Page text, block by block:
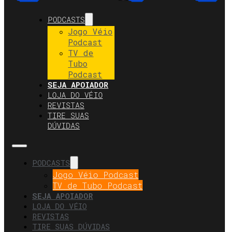
PODCASTS
Jogo Véio
Podcast
TV de
Tubo
Podcast
SEJA APOIADOR
LOJA DO VÉIO
REVISTAS
TIRE SUAS
DÚVIDAS
PODCASTS
Jogo Véio Podcast
TV de Tubo Podcast
SEJA APOIADOR
LOJA DO VÉIO
REVISTAS
TIRE SUAS DÚVIDAS